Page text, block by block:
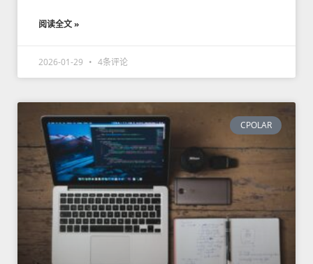
阅读全文 »
2026-01-29 4条评论
CPOLAR